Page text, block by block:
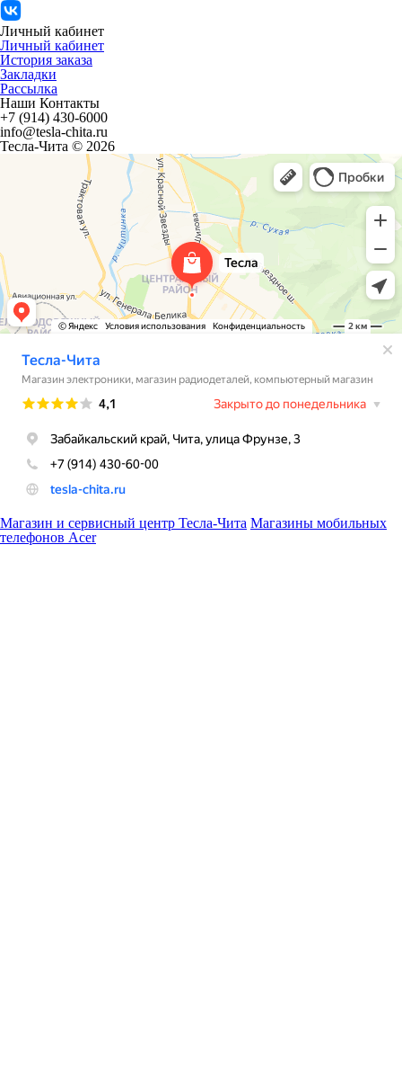
Личный кабинет
Личный кабинет
История заказа
Закладки
Рассылка
Наши Контакты
+7 (914) 430-6000
info@tesla-chita.ru
Тесла-Чита © 2026
Магазин и сервисный центр Тесла-Чита Магазины мобильных
телефонов Acer